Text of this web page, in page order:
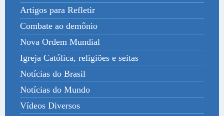
Artigos para Refletir
Combate ao demônio
Nova Ordem Mundial
Igreja Católica, religiões e seitas
Notícias do Brasil
Notícias do Mundo
Vídeos Diversos